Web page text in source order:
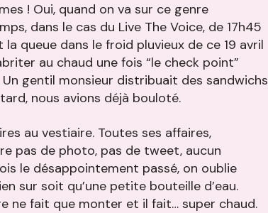
! Oui, quand on va sur ce genre
dans le cas du Live The Voice, de 17h45
queue dans le froid pluvieux de ce 19 avril
au chaud une fois “le check point”
gentil monsieur distribuait des sandwichs
nous avions déjà bouloté.
au vestiaire. Toutes ses affaires,
pas de photo, pas de tweet, aucun
le désappointement passé, on oublie
sur soit qu’une petite bouteille d’eau.
ne fait que monter et il fait… super chaud.